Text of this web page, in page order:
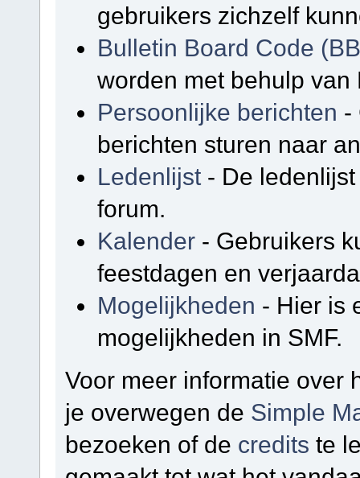
gebruikers zichzelf
Bulletin Board Code
worden met behulp
Persoonlijke berichten -
berichten sturen naar
Ledenlijst - De
forum.
Kalender - Gebruikers
feestdagen en
Mogelijkheden - Hier is
mogelijkheden in SMF.
Voor meer informatie over
je overwegen de Simple
bezoeken of de credits te